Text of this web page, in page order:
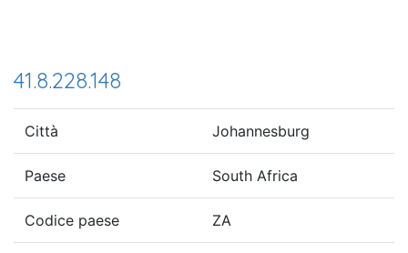
41.8.228.148
Città Johannesburg
Paese South Africa
Codice paese ZA